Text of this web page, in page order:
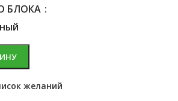
БЛОКА
желаний